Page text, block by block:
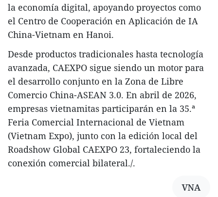
la economía digital, apoyando proyectos como
el Centro de Cooperación en Aplicación de IA
China-Vietnam en Hanoi.
Desde productos tradicionales hasta tecnología
avanzada, CAEXPO sigue siendo un motor para
el desarrollo conjunto en la Zona de Libre
Comercio China-ASEAN 3.0. En abril de 2026,
empresas vietnamitas participarán en la 35.ª
Feria Comercial Internacional de Vietnam
(Vietnam Expo), junto con la edición local del
Roadshow Global CAEXPO 23, fortaleciendo la
conexión comercial bilateral./.
VNA